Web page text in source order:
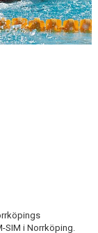
SIM i Norrköping.